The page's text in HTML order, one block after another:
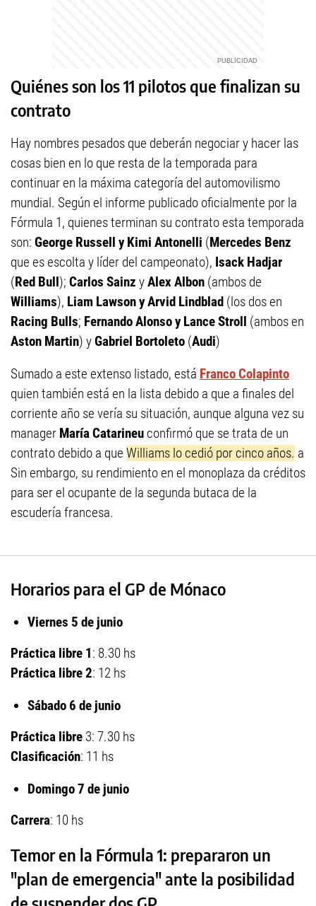
Quiénes son los 11 pilotos que finalizan su
contrato
Hay nombres pesados que deberán negociar y hacer las
cosas bien en lo que resta de la temporada para
continuar en la máxima categoría del automovilismo
mundial. Según el informe publicado oficialmente por la
Fórmula 1, quienes terminan su contrato esta temporada
son: George Russell y Kimi Antonelli (Mercedes Benz
que es escolta y líder del campeonato), Isack Hadjar
(Red Bull); Carlos Sainz yAlex Albon (ambos de
Williams), Liam Lawson y Arvid Lindblad (los dos en
Racing Bulls; Fernando Alonso y Lance Stroll (ambos en
Aston Martin) yGabriel Bortoleto (Audi)
Sumado a este extenso listado, está Franco Colapinto
quien también está en la lista debido a que a finales del
corriente año se vería su situación, aunque alguna vez su
manager María Catarineu confirmó que se trata de un
contrato debido a que Williams lo cedió por cinco años. a
Sin embargo, su rendimiento en el monoplaza da créditos
para ser el ocupante de la segunda butaca de la
escudería francesa.
Horarios para el GP de Mónaco
Viernes 5 de junio
Práctica libre 1: 8.30 hs
Práctica libre 2: 12 hs
Sábado 6 de junio
Práctica libre 3: 7.30 hs
Clasificación: 11 hs
Domingo 7 de junio
Carrera: 10 hs
Temor en la Fórmula 1: prepararon un
"plan de emergencia" ante la posibilidad